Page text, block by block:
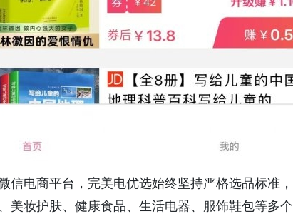
信电商平台，完美电优选始终坚持严格选品标准，
美妆护肤、健康食品、生活电器、服饰鞋包等多